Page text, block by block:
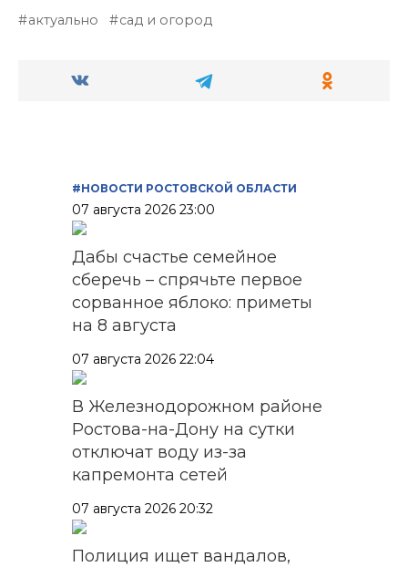
актуально сад и огород
#НОВОСТИ РОСТОВСКОЙ ОБЛАСТИ
07 августа 2026 23:00
Дабы счастье семейное
сберечь – спрячьте первое
сорванное яблоко: приметы
на 8 августа
07 августа 2026 22:04
В Железнодорожном районе
Ростова-на-Дону на сутки
отключат воду из-за
капремонта сетей
07 августа 2026 20:32
Полиция ищет вандалов,